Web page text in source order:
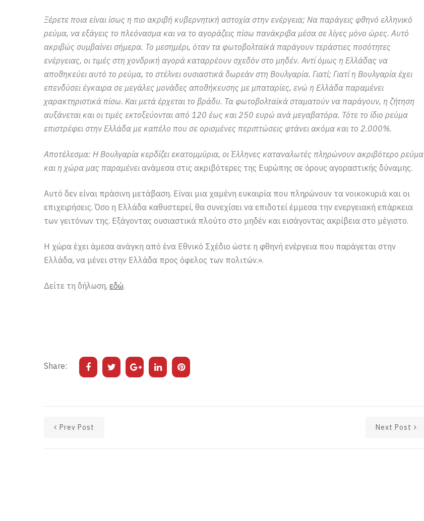
Ξέρετε ποια είναι ίσως η πιο ακριβή κυβερνητική αστοχία στην ενέργεια; Να παράγεις φθηνό ελληνικό
ρεύμα, να εξάγεις το πλεόνασμα και να το αγοράζεις πίσω πανάκριβα μέσα σε λίγες μόνο ώρες. Αυτό
ακριβώς συμβαίνει σήμερα. Το μεσημέρι, όταν τα φωτοβολταϊκά παράγουν τεράστιες ποσότητες
ενέργειας, οι τιμές στη χονδρική αγορά καταρρέουν σχεδόν στο μηδέν. Αντί όμως η Ελλάδας να
αποθηκεύει αυτό το ρεύμα, το στέλνει ουσιαστικά δωρεάν στη Βουλγαρία. Γιατί; Γιατί η Βουλγαρία έχει
επενδύσει έγκαιρα σε μεγάλες μονάδες αποθήκευσης με μπαταρίες, ενώ η Ελλάδα παραμένει
χαρακτηριστικά πίσω. Και μετά έρχεται το βράδυ. Τα φωτοβολταϊκά σταματούν να παράγουν, η ζήτηση
αυξάνεται και οι τιμές εκτοξεύονται από 120 έως και 250 ευρώ ανά μεγαβατόρα. Τότε το ίδιο ρεύμα
επιστρέφει στην Ελλάδα με καπέλο που σε ορισμένες περιπτώσεις φτάνει ακόμα και το 2.000%.
Αποτέλεσμα: Η Βουλγαρία κερδίζει εκατομμύρια, οι Έλληνες καταναλωτές πληρώνουν ακριβότερο ρεύμα
και η χώρα μας παραμένει ανάμεσα στις ακριβότερες της Ευρώπης σε όρους αγοραστικής δύναμης.
Αυτό δεν είναι πράσινη μετάβαση. Είναι μια χαμένη ευκαιρία που πληρώνουν τα νοικοκυριά και οι
επιχειρήσεις. Όσο η Ελλάδα καθυστερεί, θα συνεχίσει να επιδοτεί έμμεσα την ενεργειακή επάρκεια
των γειτόνων της. Εξάγοντας ουσιαστικά πλούτο στο μηδέν και εισάγοντας ακρίβεια στο μέγιστο.
Η χώρα έχει άμεσα ανάγκη από ένα Εθνικό Σχέδιο ώστε η φθηνή ενέργεια που παράγεται στην
Ελλάδα, να μένει στην Ελλάδα προς όφελος των πολιτών.».
Δείτε τη δήλωση, εδώ.
Share:
Prev Post Next Post